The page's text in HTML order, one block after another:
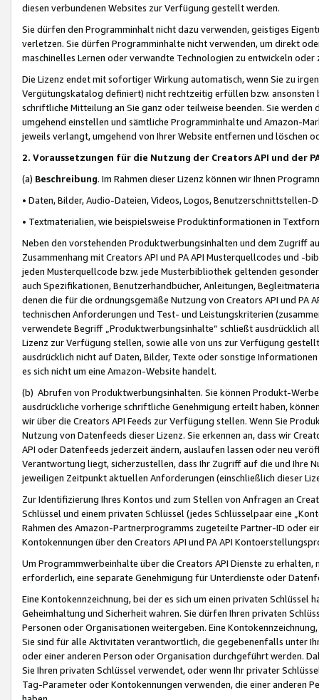
diesen verbundenen Websites zur Verfügung gestellt werden.
Sie dürfen den Programminhalt nicht dazu verwenden, geistiges
verletzen. Sie dürfen Programminhalte nicht verwenden, um direkt
maschinelles Lernen oder verwandte Technologien zu entwickeln
Die Lizenz endet mit sofortiger Wirkung automatisch, wenn Sie zu
Vergütungskatalog definiert) nicht rechtzeitig erfüllen bzw. ansonsten
schriftliche Mitteilung an Sie ganz oder teilweise beenden. Sie werden
umgehend einstellen und sämtliche Programminhalte und Amazon-
jeweils verlangt, umgehend von Ihrer Website entfernen und löschen
2. Voraussetzungen für die Nutzung der Creators API und der
(a) Beschreibung. Im Rahmen dieser Lizenz können wir Ihnen
• Daten, Bilder, Audio-Dateien, Videos, Logos, Benutzerschnittstellen-
• Textmaterialien, wie beispielsweise Produktinformationen in
Neben den vorstehenden Produktwerbungsinhalten und dem Zugriff
Zusammenhang mit Creators API und PA API Musterquellcodes und
jeden Musterquellcode bzw. jede Musterbibliothek geltenden
auch Spezifikationen, Benutzerhandbücher, Anleitungen,
denen die für die ordnungsgemäße Nutzung von Creators API und PA
technischen Anforderungen und Test- und Leistungskriterien
verwendete Begriff „Produktwerbungsinhalte“ schließt ausdrücklich
Lizenz zur Verfügung stellen, sowie alle von uns zur Verfügung
ausdrücklich nicht auf Daten, Bilder, Texte oder sonstige
es sich nicht um eine Amazon-Website handelt.
(b) Abrufen von Produktwerbungsinhalten. Sie können Produkt-
ausdrückliche vorherige schriftliche Genehmigung erteilt haben,
wir über die Creators API Feeds zur Verfügung stellen. Wenn Sie
Nutzung von Datenfeeds dieser Lizenz. Sie erkennen an, dass wir
API oder Datenfeeds jederzeit ändern, auslaufen lassen oder neu
Verantwortung liegt, sicherzustellen, dass Ihr Zugriff auf die und Ihre
jeweiligen Zeitpunkt aktuellen Anforderungen (einschließlich dieser
Zur Identifizierung Ihres Kontos und zum Stellen von Anfragen an
Schlüssel und einem privaten Schlüssel (jedes Schlüsselpaar eine
Rahmen des Amazon-Partnerprogramms zugeteilte Partner-ID oder
Kontokennungen über den Creators API und PA API
Um Programmwerbeinhalte über die Creators API Dienste zu
erforderlich, eine separate Genehmigung für Unterdienste oder
Eine Kontokennzeichnung, bei der es sich um einen privaten
Geheimhaltung und Sicherheit wahren. Sie dürfen Ihren privaten
Personen oder Organisationen weitergeben. Eine
Sie sind für alle Aktivitäten verantwortlich, die gegebenenfalls unter
oder einer anderen Person oder Organisation durchgeführt werden.
Sie Ihren privaten Schlüssel verwendet, oder wenn Ihr privater
Tag-Parameter oder Kontokennungen verwenden, die einer anderen